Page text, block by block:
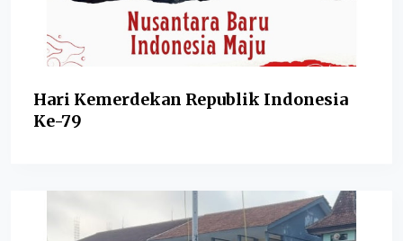
Hari Kemerdekan Republik Indonesia
Ke-79